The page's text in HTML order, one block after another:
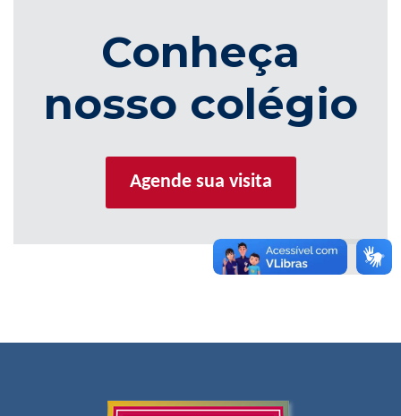
Conheça
nosso colégio
Agende sua visita